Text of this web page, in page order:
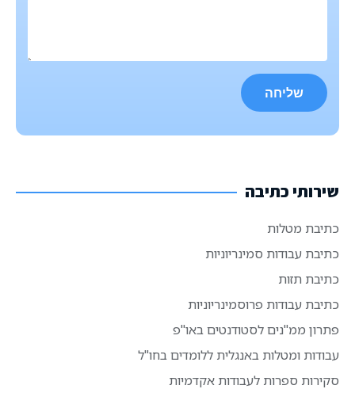
שירותי כתיבה
כתיבת מטלות
כתיבת עבודות סמינריוניות
כתיבת תזות
כתיבת עבודות פרוסמינריוניות
פתרון ממ"נים לסטודנטים באו"פ
עבודות ומטלות באנגלית ללומדים בחו"ל
סקירות ספרות לעבודות אקדמיות